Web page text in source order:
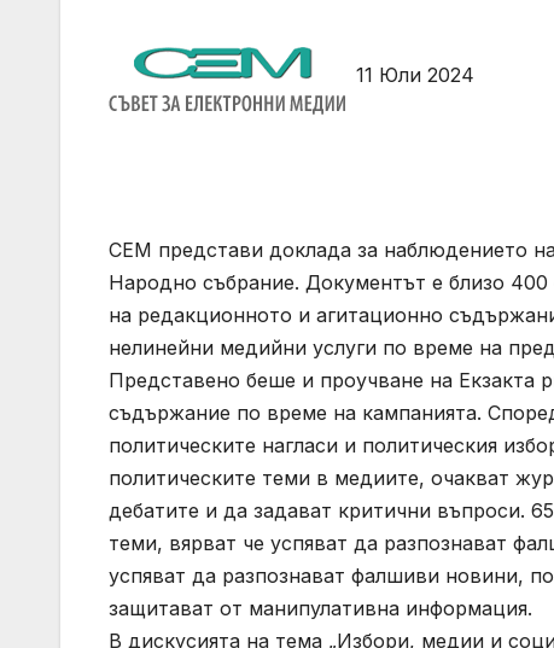
11 Юли 2024
СЕМ представи доклада за наблюдението
Народно събрание. Документът е близо 400
на редакционното и агитационно
нелинейни медийни услуги по време на
Представено беше и проучване на Екзакта
съдържание по време на кампанията.
политическите нагласи и политическия
политическите теми в медиите, очакват
дебатите и да задават критични въпроси.
теми, вярват че успяват да разпознават
успяват да разпознават фалшиви новини,
защитават от манипулативна информация.
В дискусията на тема „Избори, медии и